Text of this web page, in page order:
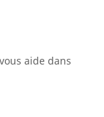
aide dans